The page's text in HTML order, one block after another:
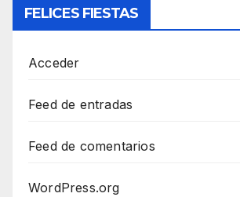
FELICES FIESTAS
Acceder
Feed de entradas
Feed de comentarios
WordPress.org